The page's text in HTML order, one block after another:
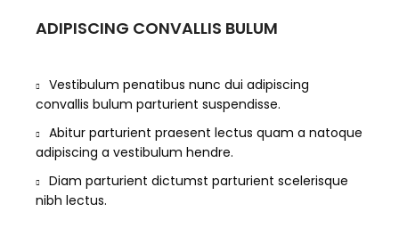
ADIPISCING CONVALLIS BULUM
Vestibulum penatibus nunc dui adipiscing
convallis bulum parturient suspendisse.
Abitur parturient praesent lectus quam a natoque
adipiscing a vestibulum hendre.
Diam parturient dictumst parturient scelerisque
nibh lectus.